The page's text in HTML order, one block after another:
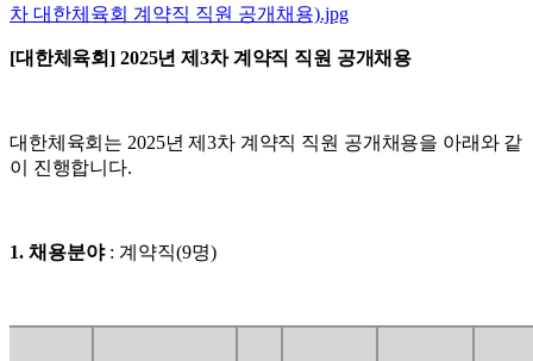
차 대한체육회 계약직 직원 공개채용).jpg
[대한체육회] 2025년 제3차 계약직 직원 공개채용
대한체육회는 2025년 제3차 계약직 직원 공개채용을 아래와 같
이 진행합니다.
1. 채용분야 : 계약직(9명)